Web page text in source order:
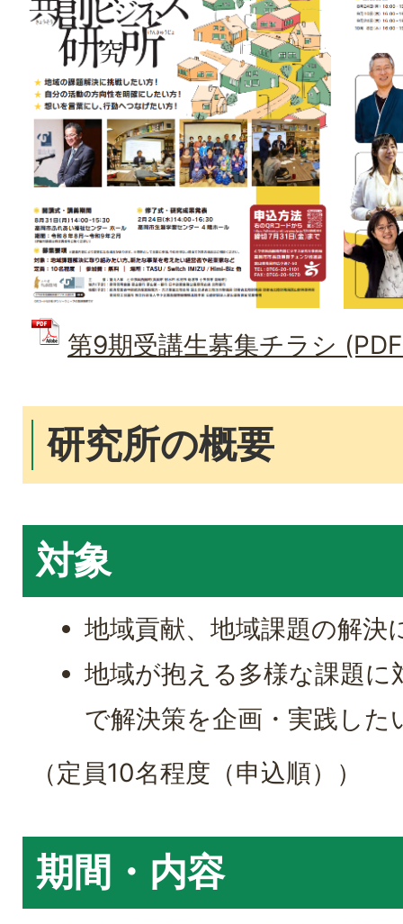
第9期受講生募集チラシ
研究所の概要
対象
地域貢献、地域課題の解決
地域が抱える多様な課題
で解決策を企画・実践した
（定員10名程度（申込順））
期間・内容